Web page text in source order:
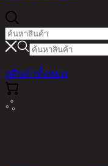
ดูสินค้าทั้งหมด